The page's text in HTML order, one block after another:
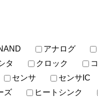
アナログ
タ クロック
センサ
センサIC
ズ
ヒートシンク